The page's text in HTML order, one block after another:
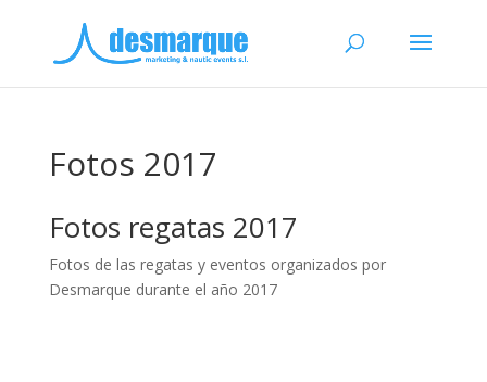
Fotos 2017
Fotos regatas 2017
Fotos de las regatas y eventos organizados por
Desmarque durante el año 2017